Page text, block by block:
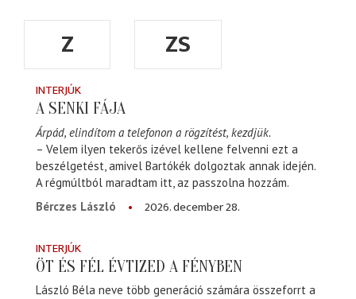
Z
ZS
INTERJÚK
A SENKI FÁJA
Árpád, elindítom a telefonon a rögzítést, kezdjük.
– Velem ilyen tekerős izével kellene felvenni ezt a
beszélgetést, amivel Bartókék dolgoztak annak idején.
A régmúltból maradtam itt, az passzolna hozzám.
Bérczes László
2026. december 28.
INTERJÚK
ÖT ÉS FÉL ÉVTIZED A FÉNYBEN
László Béla neve több generáció számára összeforrt a